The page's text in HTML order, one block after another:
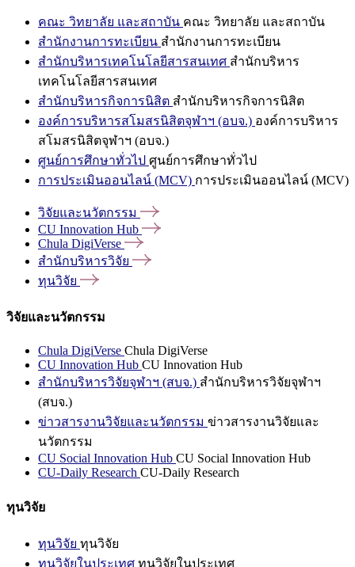
คณะ วิทยาลัย และสถาบัน คณะ วิทยาลัย และสถาบัน
สำนักงานการทะเบียน สำนักงานการทะเบียน
สำนักบริหารเทคโนโลยีสารสนเทศ สำนักบริหาร
เทคโนโลยีสารสนเทศ
สำนักบริหารกิจการนิสิต สำนักบริหารกิจการนิสิต
องค์การบริหารสโมสรนิสิตจุฬาฯ (อบจ.) องค์การบริหาร
สโมสรนิสิตจุฬาฯ (อบจ.)
ศูนย์การศึกษาทั่วไป ศูนย์การศึกษาทั่วไป
การประเมินออนไลน์ (MCV) การประเมินออนไลน์ (MCV)
วิจัยและนวัตกรรม
CU Innovation Hub
Chula DigiVerse
สำนักบริหารวิจัย
ทุนวิจัย
วิจัยและนวัตกรรม
Chula DigiVerse Chula DigiVerse
CU Innovation Hub CU Innovation Hub
สำนักบริหารวิจัยจุฬาฯ (สบจ.) สำนักบริหารวิจัยจุฬาฯ
(สบจ.)
ข่าวสารงานวิจัยและนวัตกรรม ข่าวสารงานวิจัยและ
นวัตกรรม
CU Social Innovation Hub CU Social Innovation Hub
CU-Daily Research CU-Daily Research
ทุนวิจัย
ทุนวิจัย ทุนวิจัย
ทุนวิจัยในประเทศ ทุนวิจัยในประเทศ